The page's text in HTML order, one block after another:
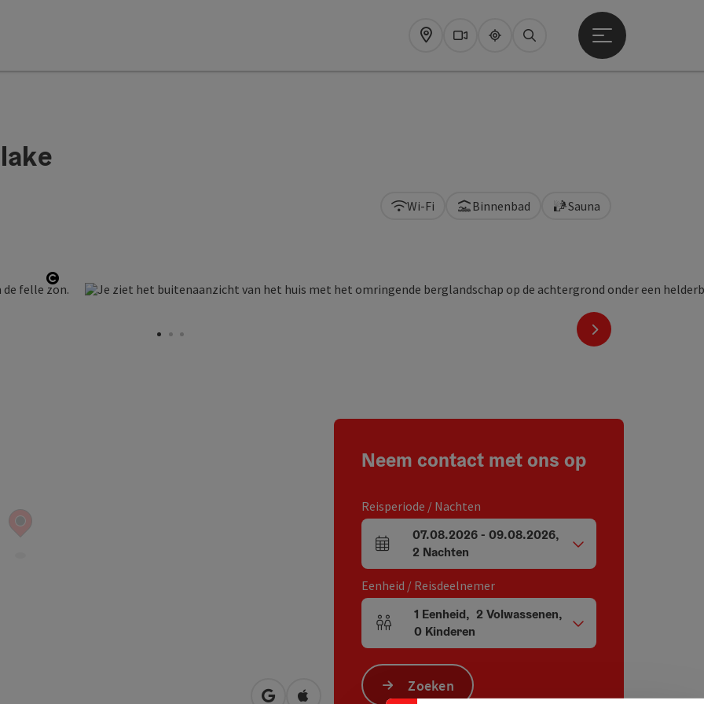
Map WebcamsUpperguide
Zoeken
Startmenu openen
Start Copyright
nächstes Element
Wi-Fi Binnenbad Sauna
Neem contact met ons op
Reisperiode / Nachten
Velden voor aankomst en vertrek
07.08.2026- 09.08.2026,
2 Nachten
Eenheid / Reisdeelnemer
Aantal eenheden en persoonsvelden
1 Eenheid, 2 Volwassenen,
0 Kinderen
Zoeken